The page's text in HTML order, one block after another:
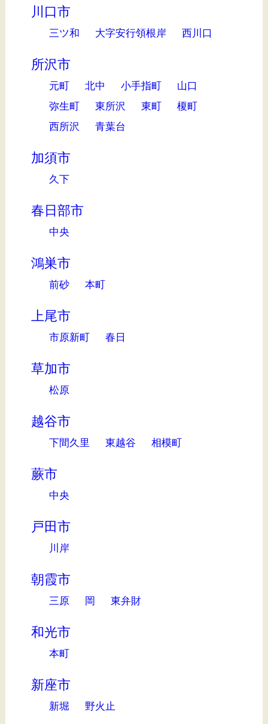
川口市
三ツ和 大字安行領根岸 西川口
所沢市
元町 北中 小手指町
山口
弥生町
東所沢 東町
榎町
西所沢
青葉台
加須市
久下
春日部市
中央
鴻巣市
前砂 本町
上尾市
市原新町 春日
草加市
松原
越谷市
下間久里 東越谷 相模町
蕨市
中央
戸田市
川岸
朝霞市
三原 岡 東弁財
和光市
本町
新座市
新堀 野火止